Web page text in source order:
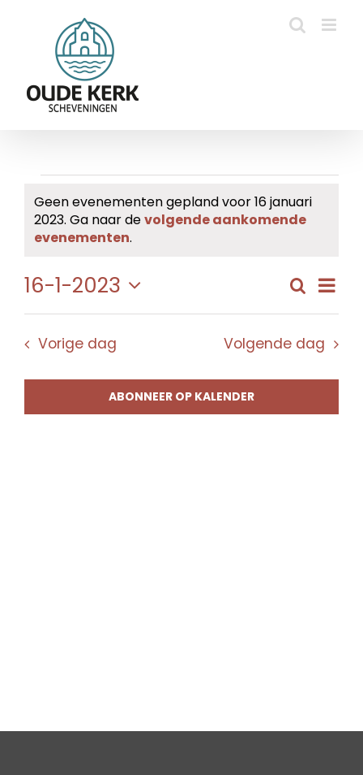
Evenementen
in
16
januari
2023
Bericht
Geen evenementen gepland voor 16 januari
2023. Ga naar devolgende aankomende
evenementen.
en
Zoeken
Dag
16-1-2023
Selecteer
datum.
Vorige dag Volgende dag
ABONNEER OP KALENDER